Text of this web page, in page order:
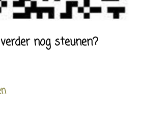
nog steunen?